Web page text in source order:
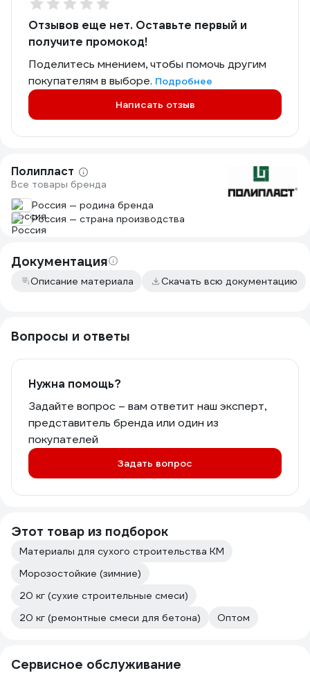
Отзывов еще нет. Оставьте первый и
получите промокод!
Поделитесь мнением, чтобы помочь другим
покупателям в выборе. Подробнее
Написать отзыв
Полипласт
Все товары бренда
Россия — родина бренда
Россия — страна производства
Документация
Описание материала Скачать всю документацию
Вопросы и ответы
Нужна помощь?
Задайте вопрос – вам ответит наш эксперт,
представитель бренда или один из
покупателей
Задать вопрос
Этот товар из подборок
Материалы для сухого строительства КМ
Морозостойкие (зимние)
20 кг (сухие строительные смеси)
20 кг (ремонтные смеси для бетона)
Оптом
Сервисное обслуживание